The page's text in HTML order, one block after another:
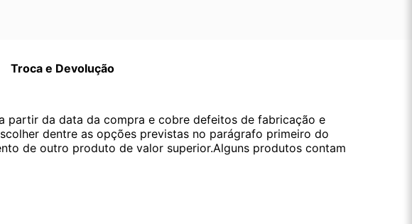
Troca e Devolução
partir da data da compra e cobre defeitos de fabricação e
dentre as opções previstas no parágrafo primeiro do
de outro produto de valor superior.Alguns produtos contam